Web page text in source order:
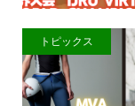
トピックス